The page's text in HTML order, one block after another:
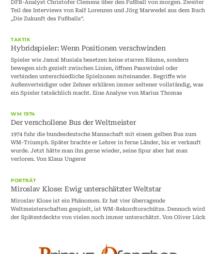
DFB-Analyst Christofer Clemens über den Fußball von morgen. Zweiter
Teil des Interviews von Ralf Lorenzen und Jörg Marwedel aus dem Buch
„Die Zukunft des Fußballs“.
TAKTIK
Hybridspieler: Wenn Positionen verschwinden
Spieler wie Jamal Musiala besetzen keine starren Räume, sondern
bewegen sich gezielt zwischen Linien, öffnen Passwinkel oder
verbinden unterschiedliche Spielzonen miteinander. Begriffe wie
Außenverteidiger oder Zehner erklären immer seltener vollständig, was
ein Spieler tatsächlich macht. Eine Analyse von Marius Thomas
WM 1974
Der verschollene Bus der Weltmeister
1974 fuhr die bundesdeutsche Mannschaft mit einem gelben Bus zum
WM-Triumph. Später brachte er Lehrer in ferne Länder, bis er verkauft
wurde. Jetzt hätte man ihn gerne wieder, seine Spur aber hat man
verloren. Von Klaus Ungerer
PORTRÄT
Miroslav Klose: Ewig unterschätzter Weltstar
Miroslav Klose ist ein Phänomen. Er hat vier überragende
Weltmeisterschaften gespielt, ist WM-Rekordtorschütze. Dennoch wird
der Spätentdeckte von vielen noch immer unterschätzt. Von Oliver Lück